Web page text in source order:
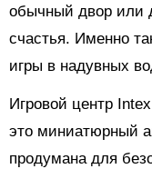
обычный двор или
счастья. Именно
игры в надувных
Игровой центр
это миниатюрный
продумана для